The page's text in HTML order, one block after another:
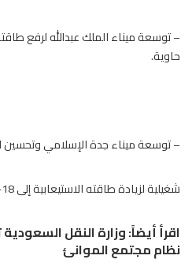
حاوية.
– توسعة ميناء جدة الإسلامي وتحسين
شغيلية لزيادة طاقته الاستيعابية إلى 18-20 مليونًا سنويًا.
اقرأ أيضاً:
نظام مجتمع الموانئ